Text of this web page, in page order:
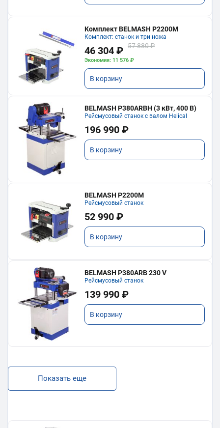
Комплект BELMASH P2200M
Комплект: станок и три ножа
46 304 ₽ 57 880 ₽
Экономия: 11 576 ₽
В корзину
BELMASH P380ARBH (3 кВт, 400 В)
Рейсмусовый станок с валом Helical
196 990 ₽
В корзину
BELMASH P2200M
Рейсмусовый станок
52 990 ₽
В корзину
BELMASH P380ARB 230 V
Рейсмусовый станок
139 990 ₽
В корзину
Показать еще